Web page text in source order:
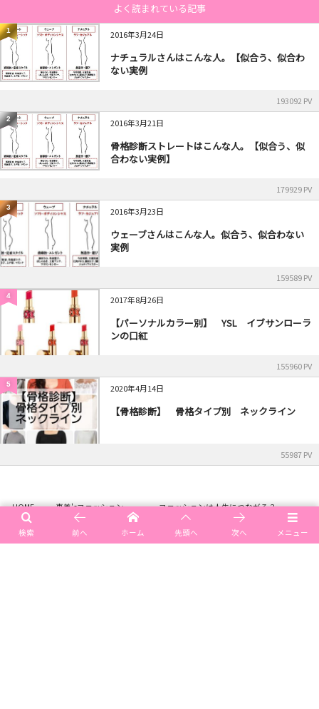
よく読まれている記事
1 2016年3月24日
ナチュラルさんはこんな人。【似合う、似合わ
ない実例
193092 PV
2 2016年3月21日
骨格診断ストレートはこんな人。【似合う、似
合わない実例】
179929 PV
3 2016年3月23日
ウェーブさんはこんな人。似合う、似合わない
実例
159589 PV
4 2017年8月26日
【パーソナルカラー別】 YSL イブサンローラ
ンの口紅
155960 PV
5 2020年4月14日
【骨格診断】 骨格タイプ別 ネックライン
55987 PV
HOME 恵美'sファッション , … ファッションは人生につながる？
メニュー
検索 前へ ホーム 先頭へ 次へ